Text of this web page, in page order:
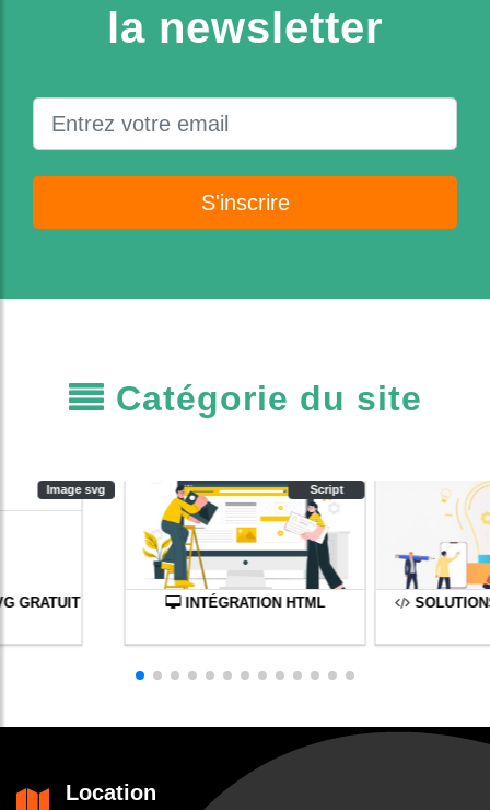
la newsletter
Catégorie du site
GRATUIT
Image svg
INTÉGRATION HTML
Script
Location